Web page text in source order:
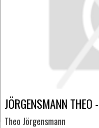
JÖRGENSMANN THEO
Theo Jörgensmann